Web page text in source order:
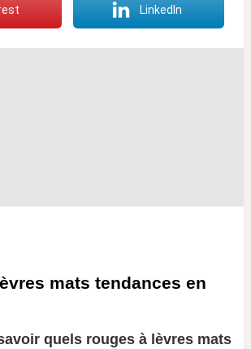
LinkedIn
mats tendances en
quels rouges à lèvres mats